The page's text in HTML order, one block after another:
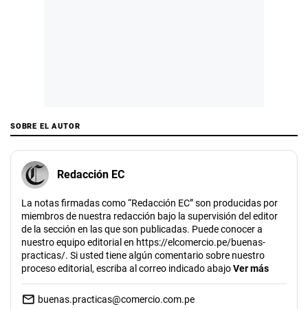
SOBRE EL AUTOR
Redacción EC
La notas firmadas como “Redacción EC” son producidas por
miembros de nuestra redacción bajo la supervisión del editor
de la sección en las que son publicadas. Puede conocer a
nuestro equipo editorial en https://elcomercio.pe/buenas-
practicas/. Si usted tiene algún comentario sobre nuestro
proceso editorial, escriba al correo indicado abajoVer más
buenas.practicas@comercio.com.pe